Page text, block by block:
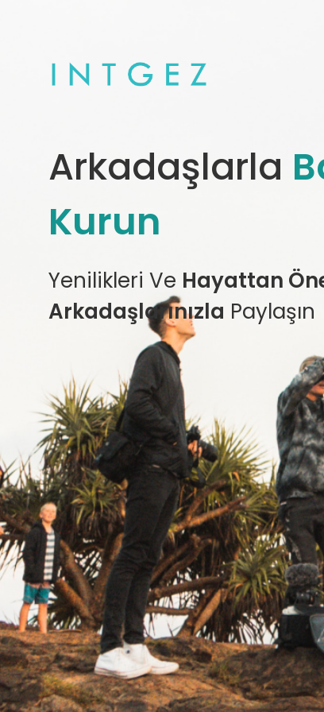
Arkadaşlarla
Kurun
Yenilikleri Ve Hayattan
Arkadaşlarınızla Paylaşın